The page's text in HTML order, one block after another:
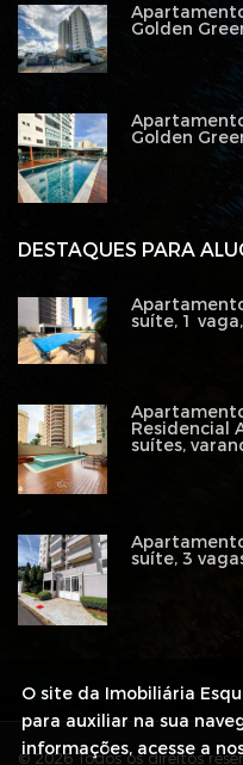
DESTAQUES PARA
suíte, 1
Residencial
suítes,
suíte, 3
Golden
Golden
© 2026 Todos os direitos
O site da Imobiliária
para auxiliar na sua
informações, acesse a